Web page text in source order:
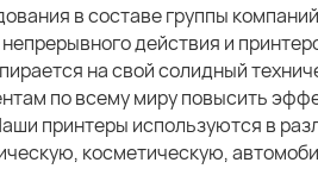
в составе группы
действия и
на свой солидный
по всему миру повысить
принтеры используются в
косметическую,